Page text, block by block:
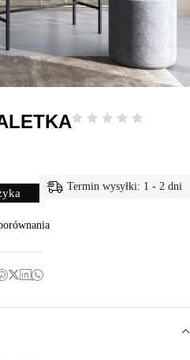
Termin wysyłki: 1 - 2 dni